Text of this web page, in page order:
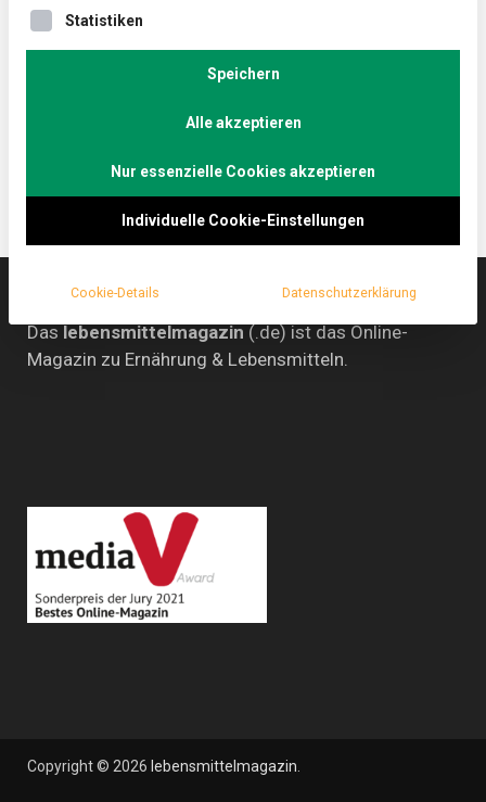
Überschussverwertung
Wider unnötiger Lebensmittelentsorgung gründete
Marina Billinger eine Lebensmittelproduzenten-
Plattform zur Erleichterung der Kommunikation,
der Mediatorin gesprochen.
Das lebensmittelmagazin (.de) ist das Online-
Magazin zu Ernährung & Lebensmitteln.
Copyright © 2026 lebensmittelmagazin
Statistiken
Speichern
Alle akzeptieren
Nur essenzielle Cookies akzeptieren
Individuelle Cookie-Einstellungen
Cookie-Details Datenschutzerklärung